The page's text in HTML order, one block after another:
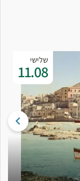
שלישי
11.08